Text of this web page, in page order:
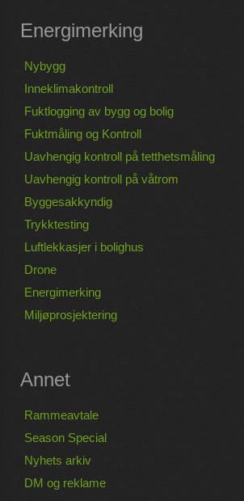
Energimerking
Nybygg
Inneklimakontroll
Fuktlogging av bygg og bolig
Fuktmåling og Kontroll
Uavhengig kontroll på tetthetsmåling
Uavhengig kontroll på våtrom
Byggesakkyndig
Trykktesting
Luftlekkasjer i bolighus
Drone
Energimerking
Miljøprosjektering
Annet
Rammeavtale
Season Special
Nyhets arkiv
DM og reklame